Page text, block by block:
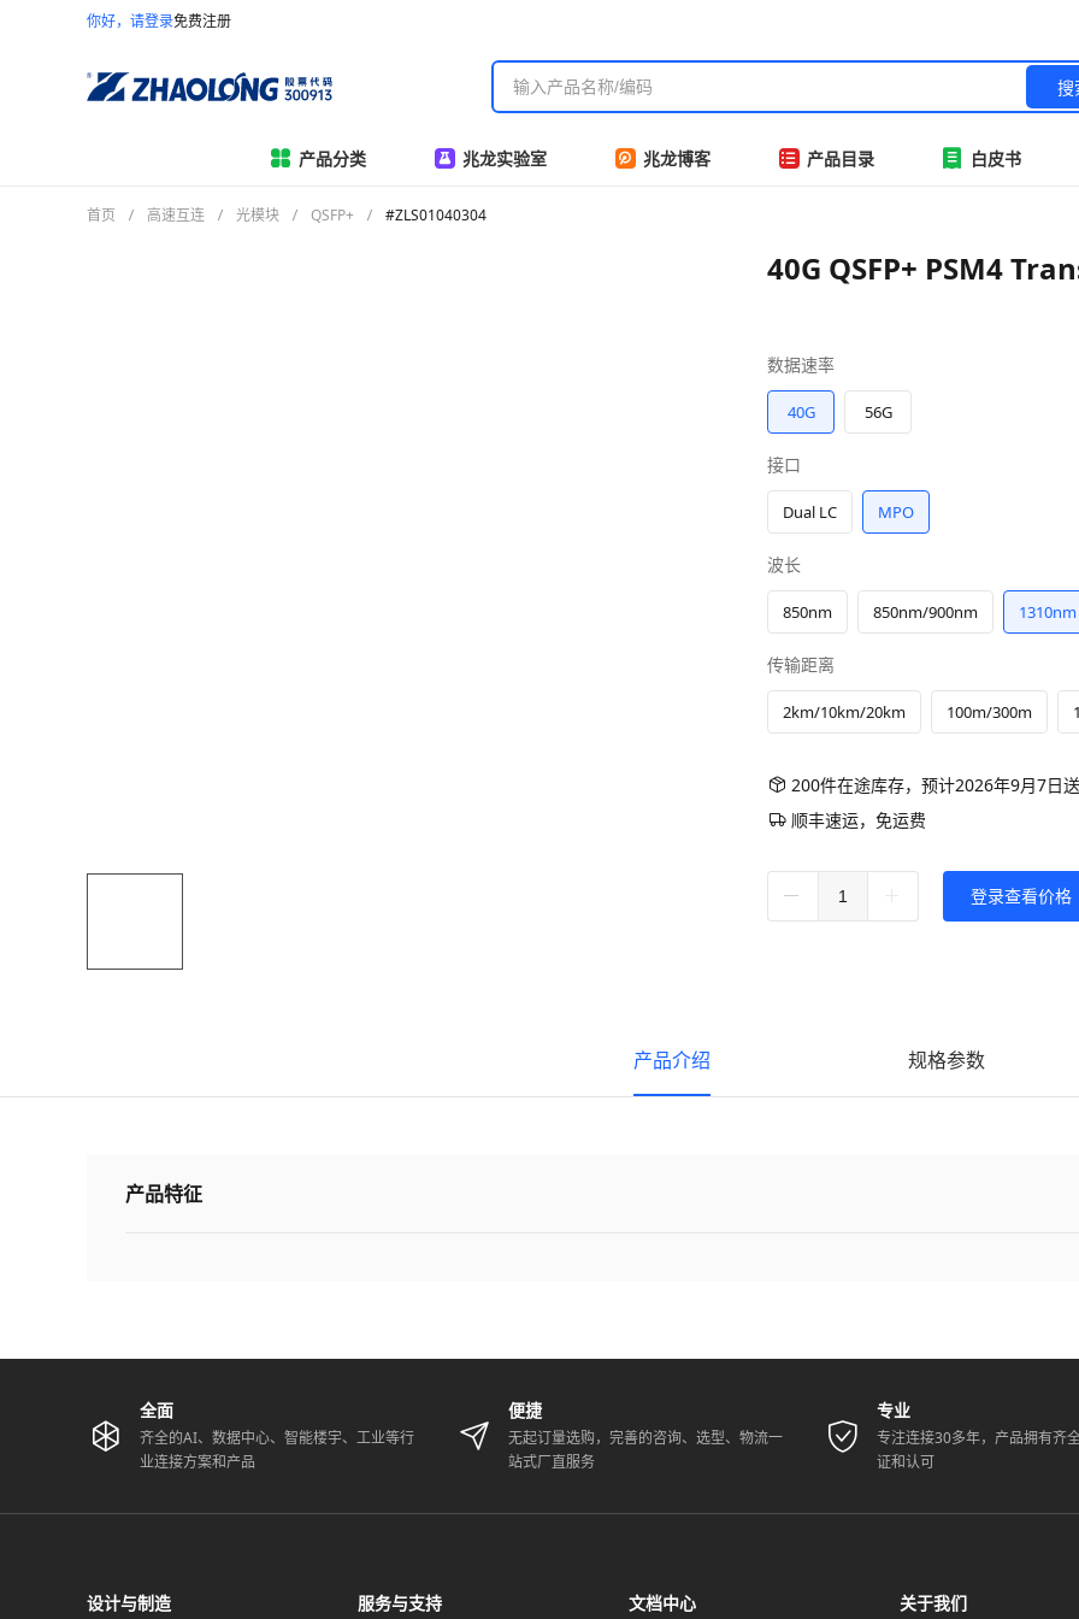
你好，请登录免费注册
搜
产品分类 兆龙实验室 兆龙博客 产品目录 白皮书
首页 高速互连 光模块 QSFP+ #ZLS01040304
40G QSFP+ PSM4
数据速率
40G 56G
接口
Dual LC MPO
波长
850nm 850nm/900nm 1310nm
传输距离
2km/10km/20km 100m/300m
200件在途库存，预计2026年9月7日
顺丰速运，免运费
登录查看价格
产品介绍 规格参数
产品特征
全面
齐全的AI、数据中心、智能楼宇、工业等行
业连接方案和产品
便捷
无起订量选购，完善的咨询、选型、物流一
站式厂直服务
专业
专注连接30多年，产品拥有齐
证和认可
设计与制造 服务与支持 文档中心 关于我们